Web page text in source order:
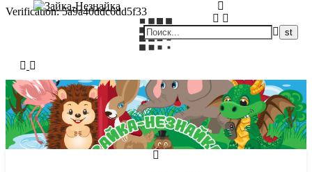
Verification: 5a9a40ddc6dd5f33